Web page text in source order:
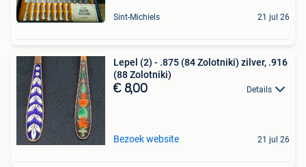
Sint-Michiels 21 jul 26
Lepel (2) - .875 (84 Zolotniki) zilver, .916
(88 Zolotniki)
€ 8,00 Details
Bezoek website 21 jul 26